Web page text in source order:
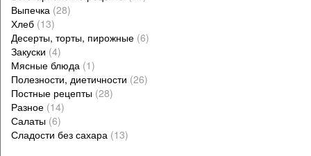
Выпечка (28)
Хлеб (13)
Десерты, торты, пирожные (6)
Закуски (4)
Мясные блюда (1)
Полезности, диетичности (26)
Постные рецепты (28)
Разное (14)
Салаты (6)
Сладости без сахара (13)